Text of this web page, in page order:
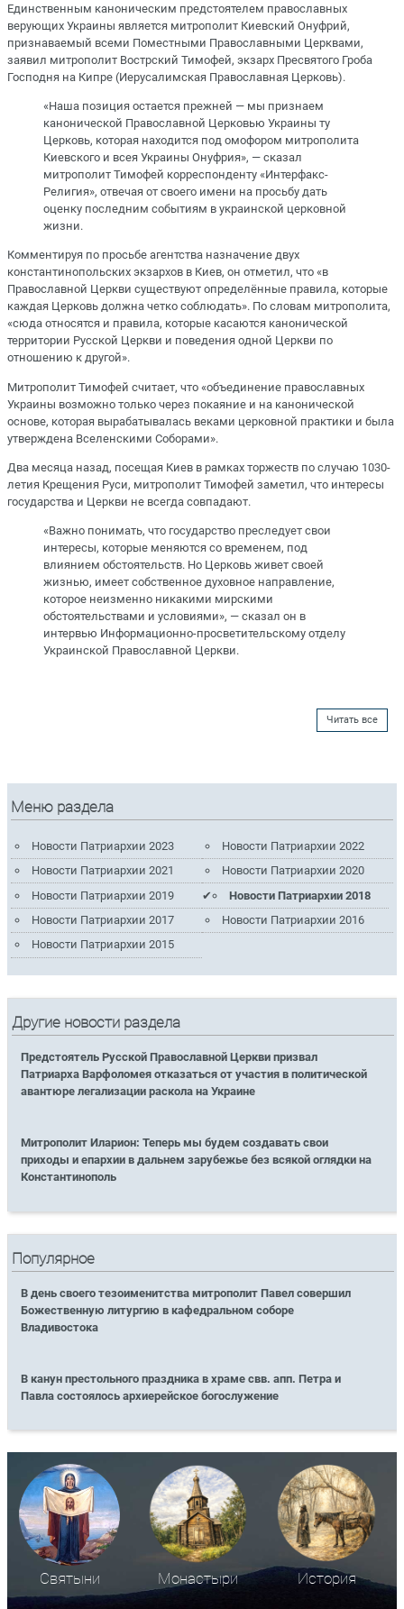
Единственным каноническим предстоятелем православных
верующих Украины является митрополит Киевский Онуфрий,
признаваемый всеми Поместными Православными Церквами,
заявил митрополит Вострский Тимофей, экзарх Пресвятого Гроба
Господня на Кипре (Иерусалимская Православная Церковь).
«Наша позиция остается прежней — мы признаем
канонической Православной Церковью Украины ту
Церковь, которая находится под омофором митрополита
Киевского и всея Украины Онуфрия», — сказал
митрополит Тимофей корреспонденту «Интерфакс-
Религия», отвечая от своего имени на просьбу дать
оценку последним событиям в украинской церковной
жизни.
Комментируя по просьбе агентства назначение двух
константинопольских экзархов в Киев, он отметил, что «в
Православной Церкви существуют определённые правила, которые
каждая Церковь должна четко соблюдать». По словам митрополита,
«сюда относятся и правила, которые касаются канонической
территории Русской Церкви и поведения одной Церкви по
отношению к другой».
Митрополит Тимофей считает, что «объединение православных
Украины возможно только через покаяние и на канонической
основе, которая вырабатывалась веками церковной практики и была
утверждена Вселенскими Соборами».
Два месяца назад, посещая Киев в рамках торжеств по случаю 1030-
летия Крещения Руси, митрополит Тимофей заметил, что интересы
государства и Церкви не всегда совпадают.
«Важно понимать, что государство преследует свои
интересы, которые меняются со временем, под
влиянием обстоятельств. Но Церковь живет своей
жизнью, имеет собственное духовное направление,
которое неизменно никакими мирскими
обстоятельствами и условиями», — сказал он в
интервью Информационно-просветительскому отделу
Украинской Православной Церкви.
Читать все
Меню раздела
Новости Патриархии 2023
Новости Патриархии 2022
Новости Патриархии 2021
Новости Патриархии 2020
Новости Патриархии 2019
Новости Патриархии 2018
Новости Патриархии 2017
Новости Патриархии 2016
Новости Патриархии 2015
Другие новости раздела
Предстоятель Русской Православной Церкви призвал
Патриарха Варфоломея отказаться от участия в политической
авантюре легализации раскола на Украине
Митрополит Иларион: Теперь мы будем создавать свои
приходы и епархии в дальнем зарубежье без всякой оглядки на
Константинополь
Популярное
В день своего тезоименитства митрополит Павел совершил
Божественную литургию в кафедральном соборе
Владивостока
В канун престольного праздника в храме свв. апп. Петра и
Павла состоялось архиерейское богослужение
Святыни Монастыри История